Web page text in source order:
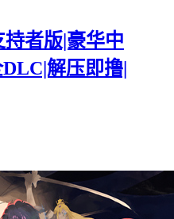
者版|豪华中
解压即撸|